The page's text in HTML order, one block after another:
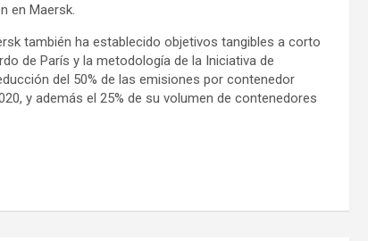
en Maersk.
también ha establecido objetivos tangibles a corto
de París y la metodología de la Iniciativa de
del 50% de las emisiones por contenedor
y además el 25% de su volumen de contenedores